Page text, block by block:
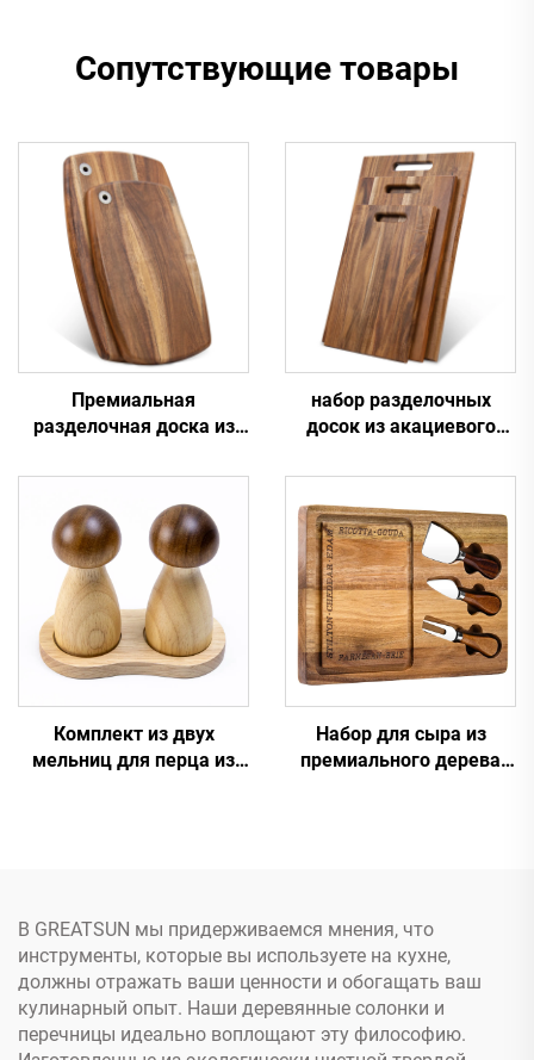
Сопутствующие товары
Премиальная
разделочная доска из
отверстием для
подвешивания
набор разделочных
досок из акациевого
Комплект из двух
мельниц для перца из
Набор для сыра из
премиального дерева
В GREATSUN мы придерживаемся мнения, что
инструменты, которые вы используете на кухне,
должны отражать ваши ценности и обогащать ваш
кулинарный опыт. Наши деревянные солонки и
перечницы идеально воплощают эту философию.